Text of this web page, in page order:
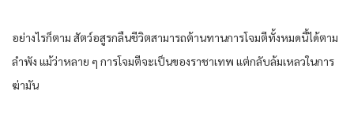
อย่างไรก็ตาม​ สัตว์​อสูร​กลืน​ชีวิต​สามารถ​ต้านทาน​การ​โจมตี​ทั้งหมด​นี้​ได้​ตาม
ลำพัง​ แม้ว่า​หลาย​ ๆ การ​โจมตี​จะเป็น​ของ​ราชา​เทพ​ แต่กลับ​ล้มเหลว​ใน​การ​
ฆ่ามัน​